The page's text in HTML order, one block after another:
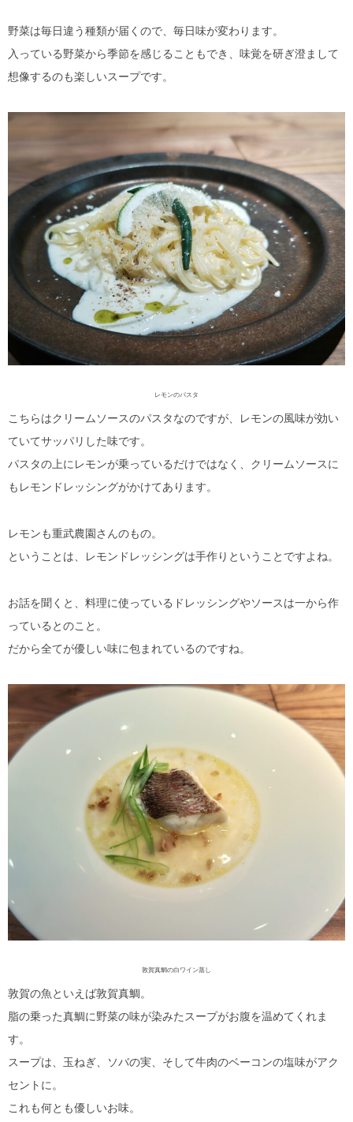
野菜は毎日違う種類が届くので、毎日味が変わります。
入っている野菜から季節を感じることもでき、味覚を研ぎ澄まして
想像するのも楽しいスープです。
レモンのパスタ
こちらはクリームソースのパスタなのですが、レモンの風味が効い
ていてサッパリした味です。
パスタの上にレモンが乗っているだけではなく、クリームソースに
もレモンドレッシングがかけてあります。
レモンも重武農園さんのもの。
ということは、レモンドレッシングは手作りということですよね。
お話を聞くと、料理に使っているドレッシングやソースは一から作
っているとのこと。
だから全てが優しい味に包まれているのですね。
敦賀真鯛の白ワイン蒸し
敦賀の魚といえば敦賀真鯛。
脂の乗った真鯛に野菜の味が染みたスープがお腹を温めてくれま
す。
スープは、玉ねぎ、ソバの実、そして牛肉のベーコンの塩味がアク
セントに。
これも何とも優しいお味。